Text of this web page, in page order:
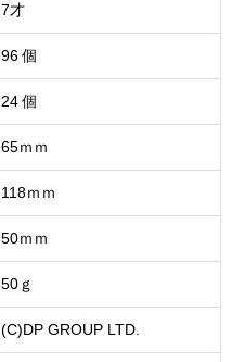
7才
96 個
24 個
65ｍｍ
118ｍｍ
50ｍｍ
50ｇ
(C)DP GROUP LTD.